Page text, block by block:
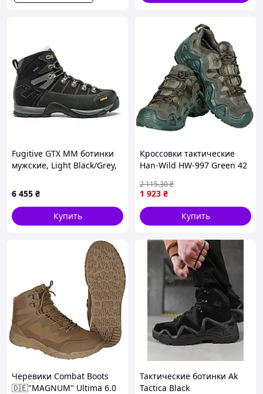
Fugitive GTX MM ботинки
мужские, Light Black/Grey,
6 455 ₴
Купить
Кроссовки тактические
Han-Wild HW-997 Green 42
1 923 ₴
2 115.30₴
Купить
Черевики Combat Boots
🇩🇪"MAGNUM" Ultima 6.0
Тактические ботинки Ak
Tactica Black